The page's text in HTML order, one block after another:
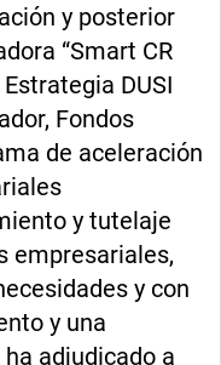
y posterior
“Smart CR
DUSI
Fondos
de aceleración
y tutelaje
empresariales,
y con
y una
adjudicado a